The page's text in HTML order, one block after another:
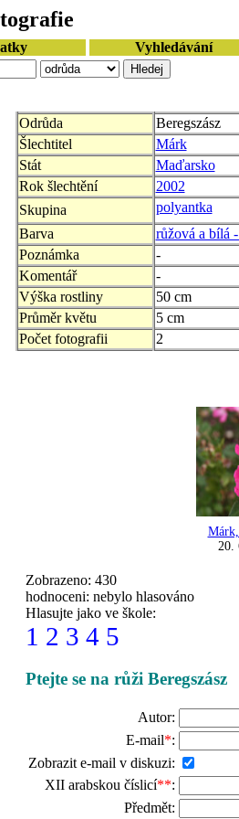
Vyhledávání
Odrůda
Beregszász
Šlechtitel
Márk
Stát
Maďarsko
Rok šlechtění
2002
Skupina
polyantka
Barva
růžová a bílá
Poznámka
-
Komentář
-
Výška rostliny
50 cm
Průměr květu
5 cm
Počet fotografii
2
20.
Zobrazeno: 430
hodnoceni: nebylo hlasováno
Hlasujte jako ve škole:
1 2 3 4 5
Ptejte se na růži Beregszász
Autor:
E-mail*:
Zobrazit e-mail v diskuzi:
XII arabskou číslicí**:
Předmět: